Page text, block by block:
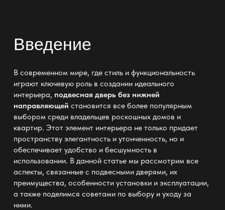
Введение
В современном мире, где стиль и функциональность
играют ключевую роль в создании идеального
интерьера, подвесная дверь без нижней
направляющей становится все более популярным
выбором среди владельцев роскошных домов и
квартир. Этот элемент интерьера не только придает
пространству элегантность и утонченность, но и
обеспечивает удобство и бесшумность в
использовании. В данной статье мы рассмотрим все
аспекты, связанные с подвесными дверями, их
преимущества, особенности установки и эксплуатации,
а также поделимся советами по выбору и уходу за
ними.